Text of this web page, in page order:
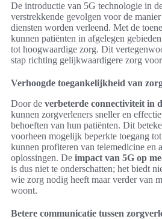
De introductie van 5G technologie in
verstrekkende gevolgen voor de
diensten worden verleend. Met de
kunnen patiënten in afgelegen
tot hoogwaardige zorg. Dit
stap richting gelijkwaardigere zorg
Verhoogde toegankelijkheid van
Door de verbeterde connectiviteit in
kunnen zorgverleners sneller en
behoeften van hun patiënten. Dit
voorheen mogelijk beperkte toegang
kunnen profiteren van telemedicine en
oplossingen. De impact van 5G op
is dus niet te onderschatten; het biedt
wie zorg nodig heeft maar verder van
woont.
Betere communicatie tussen